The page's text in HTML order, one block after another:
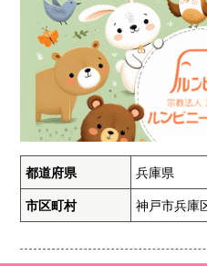
都道府県 兵庫県
市区町村 神戸市兵庫